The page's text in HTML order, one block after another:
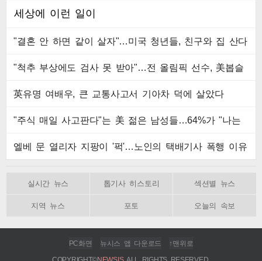
세상에 이런 일이
"결혼 안 하면 같이 살자"…미국 청년들, 친구와 집 산다
"척추 부상에도 검사 못 받아"…전 올림픽 선수, 美봅슬
레이협회 상대 소송
英유명 여배우, 큰 교통사고서 기아차 덕에 살았다
"주식 매일 사고판다"는 美 젊은 남성들…64%가 "나는
인생의 패배자“
엘베 문 열리자 지팡이 '퍽'…노인의 택배기사 폭행 이유
실시간 뉴스 톱기사 히스토리 섹션별 뉴스
지역 뉴스 포토 오늘의 속보
PC화면 뉴시스 앱 다운로드 ↑맨위로